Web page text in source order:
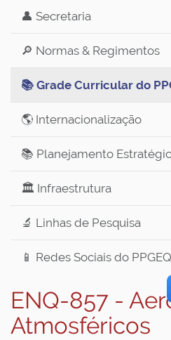
👤 Secretaria
🔎 Normas & Regimentos
📚 Grade Curricular do
🌎 Internacionalização
📚 Planejamento
🏛️ Infraestrutura
🔬 Linhas de Pesquisa
📱 Redes Sociais do PPGEQ
ENQ-857 -
Atmosféricos